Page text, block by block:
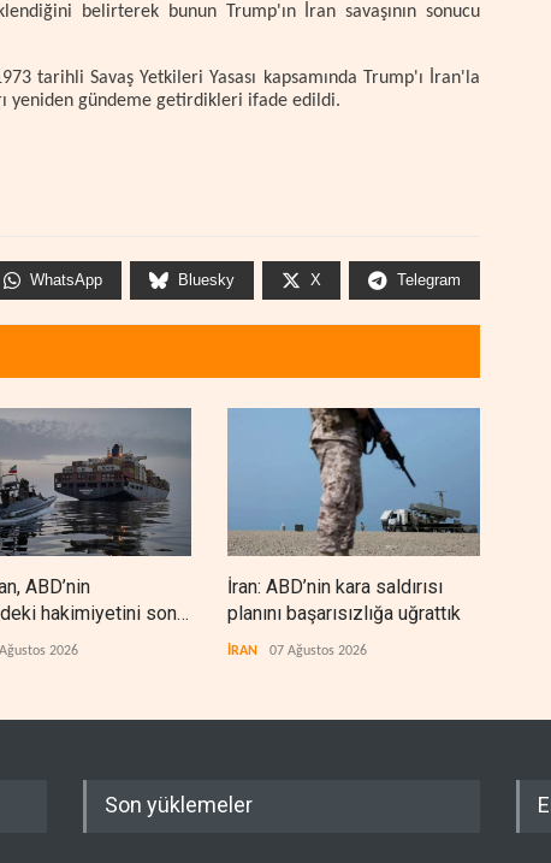
belirterek bunun Trump'ın İran savaşının sonucu
tarihli Savaş Yetkileri Yasası kapsamında Trump'ı İran'la
yeniden gündeme getirdikleri ifade edildi.
WhatsApp Bluesky X Telegram
ABD’nin
hakimiyetini sona
2026
İran: ABD’nin kara saldırısı
planını başarısızlığa uğrattık
İRAN 07 Ağustos 2026
Son yüklemeler